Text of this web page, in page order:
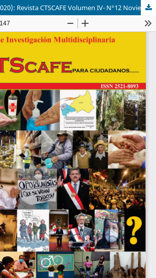
Vol. 4 Núm. 12 (2020): Revista CTSCAFE Volumen IV- N°12 Noviembre 2020